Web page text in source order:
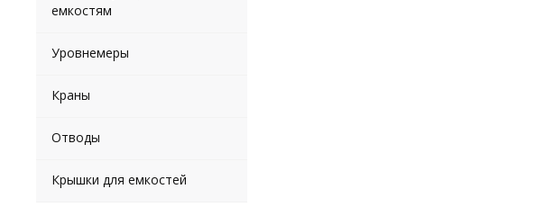
емкостям
Уровнемеры
Краны
Отводы
Крышки для емкостей